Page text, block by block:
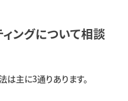
ングについて相談
は主に3通りあります。